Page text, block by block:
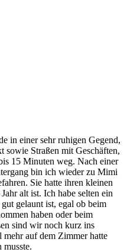
in einer sehr ruhigen Gegend,
sowie Straßen mit Geschäften,
15 Minuten weg. Nach einer
bin ich wieder zu Mimi
Sie hatte ihren kleinen
alt ist. Ich habe selten ein
gelaunt ist, egal ob beim
haben oder beim
sind wir noch kurz ins
mehr auf dem Zimmer hatte
musste.